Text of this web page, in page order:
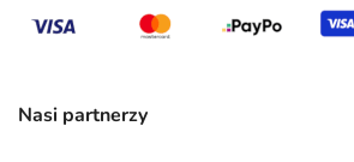
Nasi partnerzy